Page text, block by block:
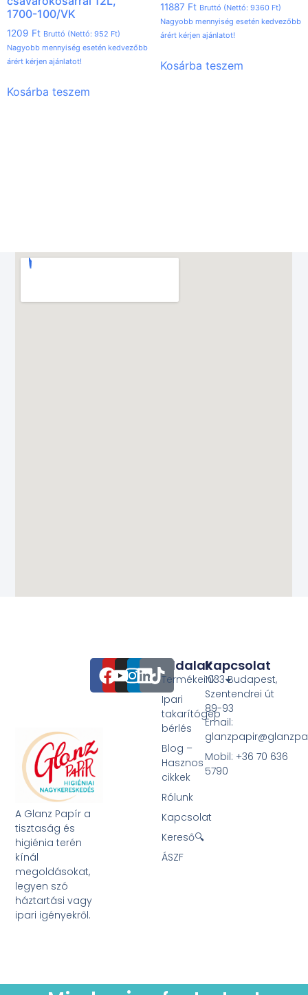
1700-100/VK
1209 Ft Bruttó (Nettó: 952 Ft)
Nagyobb mennyiség esetén kedvezőbb
árért kérjen ajánlatot!
Kosárba teszem
11887 Ft Bruttó (Nettó: 9360 Ft)
Nagyobb mennyiség esetén kedvezőbb
árért kérjen ajánlatot!
Kosárba teszem
A Glanz Papír a
tisztaság és
higiénia terén
kínál
megoldásokat,
legyen szó
háztartási vagy
ipari igényekről.
Oldalak
Termékeink
Ipari
takarítógép
bérlés
Blog –
Hasznos
cikkek
Rólunk
Kapcsolat
Kereső🔍
ÁSZF
Kapcsolat
1033 Budapest,
Szentendrei út
89-93
Email:
Mobil: +36 70 636
5790